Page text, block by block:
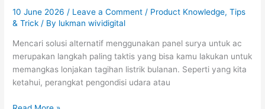
10 June 2026 / Leave a Comment / Product Knowledge,Tips
& Trick / By lukman wividigital
Mencari solusi alternatif menggunakan panel surya untuk ac
merupakan langkah paling taktis yang bisa kamu lakukan untuk
memangkas lonjakan tagihan listrik bulanan. Seperti yang kita
ketahui, perangkat pengondisi udara atau